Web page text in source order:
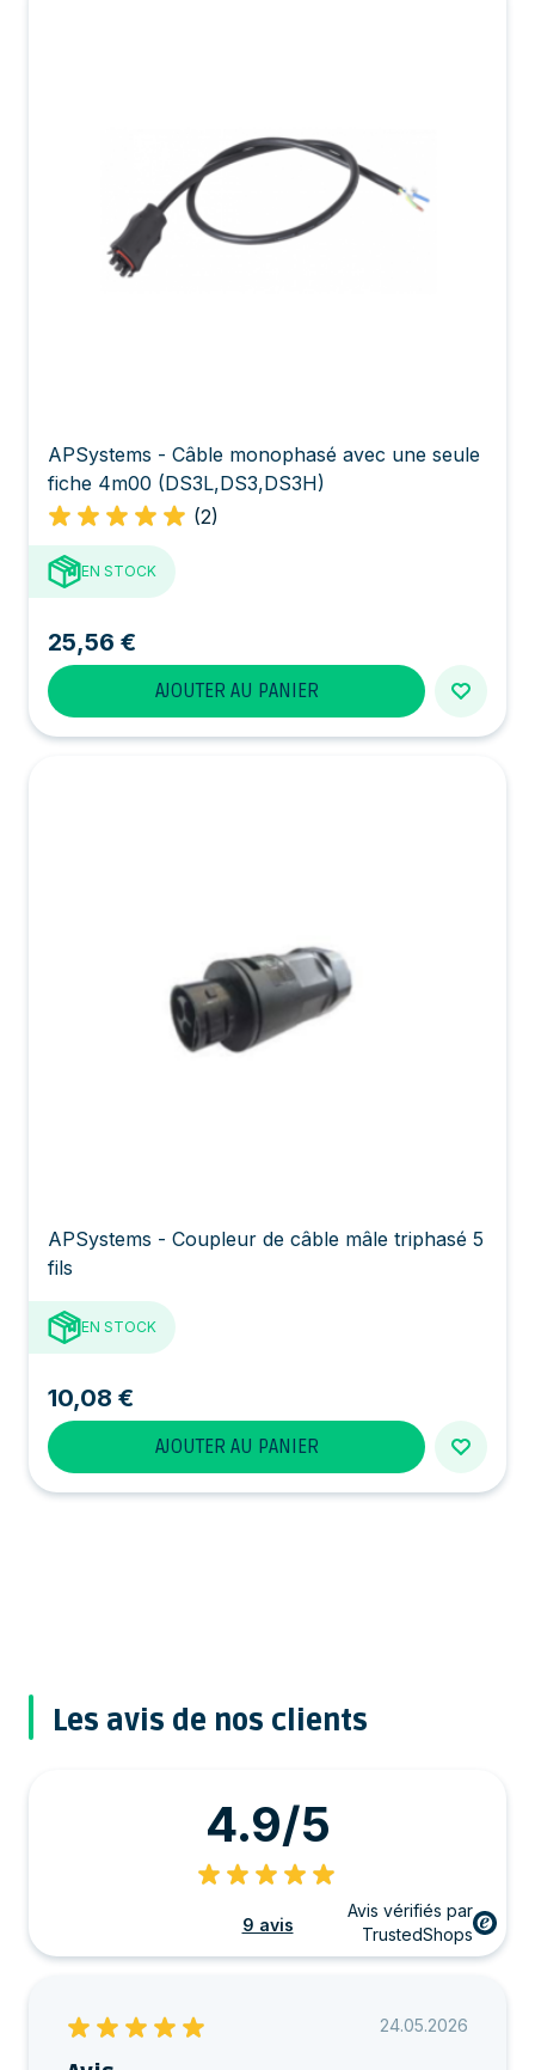
APSystems - Câble monophasé avec une seule
fiche 4m00 (DS3L,DS3,DS3H)
(2)
EN STOCK
25,56 €
AJOUTER AU PANIER
APSystems - Coupleur de câble mâle triphasé 5
fils
EN STOCK
10,08 €
AJOUTER AU PANIER
Les avis de nos clients
4.9/5
9 avis
Avis vérifiés par
TrustedShops
24.05.2026